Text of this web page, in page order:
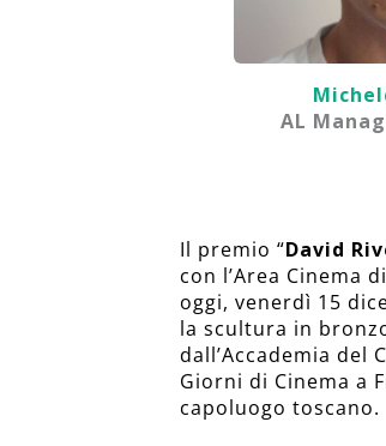
AL
Il premio “David
con l’Area Cinema
oggi, venerdì 15
la scultura in
dall’Accademia
Giorni di Cinema a
capoluogo toscano.